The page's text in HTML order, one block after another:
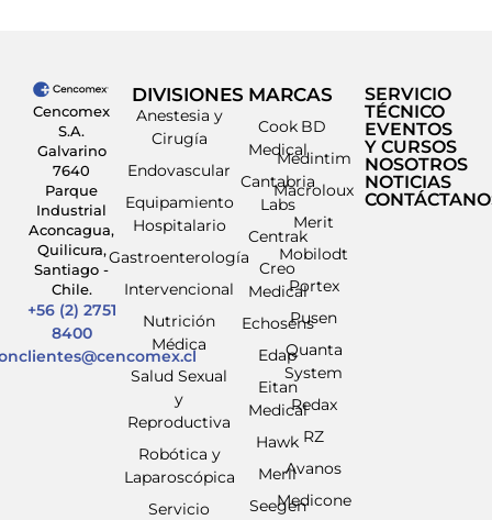
Cencomex
S.A.
Galvarino
7640
Parque
Industrial
Aconcagua,
Quilicura,
Santiago -
Chile.
+56 (2) 2751
8400
DIVISIONES
Anestesia y
Cirugía
Endovascular
Equipamiento
Hospitalario
Gastroenterología
Intervencional
Nutrición
Médica
Salud Sexual
y
Reproductiva
Robótica y
Laparoscópica
Servicio
MARCAS
Cook
Medical
Cantabria
Labs
Centrak
Creo
Medical
Echosens
Edap
Eitan
Medical
Hawk
Meril
Seegen
BD
Medintim
Macroloux
Merit
Mobilodt
Portex
Pusen
Quanta
System
Redax
RZ
Avanos
Medicone
SERVICIO
TÉCNICO
EVENTOS
Y CURSOS
NOSOTROS
NOTICIAS